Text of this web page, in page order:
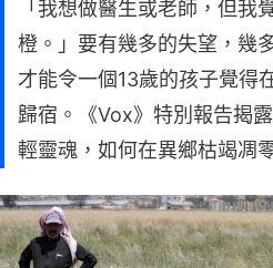
「我想做醫生或老師，但我
橙。」要有幾多的失望，幾
才能令一個13歲的孩子覺得
歸宿。《Vox》特別報告揭
輕靈魂，如何在異鄉枯竭凋